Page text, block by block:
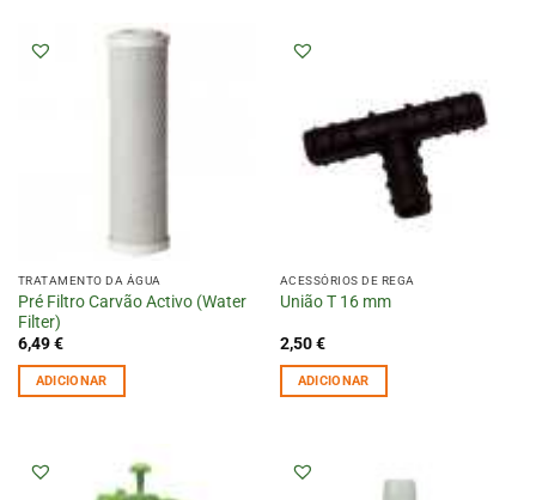
TRATAMENTO DA ÁGUA
Pré Filtro Carvão Activo (Water
Filter)
6,49€
ADICIONAR
ACESSÓRIOS DE REGA
União T 16 mm
2,50€
ADICIONAR